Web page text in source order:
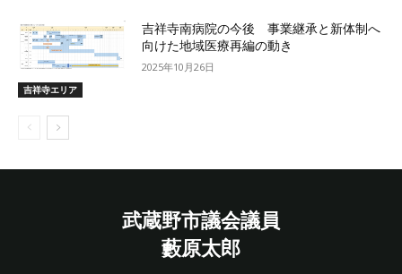
吉祥寺エリア
吉祥寺南病院の今後 事業継承と新体制へ
向けた地域医療再編の動き
2025年10月26日
武蔵野市議会議員
藪原太郎